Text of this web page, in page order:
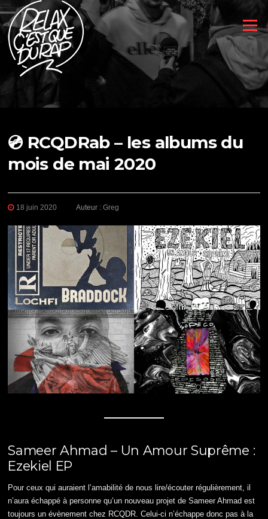
Aller
contenu
Menu
💿 RCQDRab – les albums du
mois de mai 2020
18 juin 2020 Auteur :Greg
Sameer Ahmad – Un Amour Suprême :
Ezekiel EP
Pour ceux qui auraient l’amabilité de nous lire/écouter régulièrement, il
n’aura échappé à personne qu’un nouveau projet de Sameer Ahmad est
toujours un évènement chez RCQDR. Celui-ci n’échappe donc pas à la